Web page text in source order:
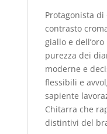
Protagonista
contrasto
giallo e
purezza dei
moderne e
flessibili e
sapiente
Chitarra che
distintivi del